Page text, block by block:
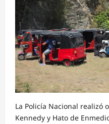
La Policía Nacional realizó
Kennedy y Hato de